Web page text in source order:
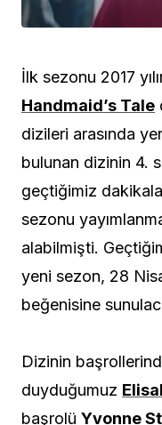
İlk sezonu 2017
Handmaid’s Tale
dizileri arasında
bulunan dizinin 4.
geçtiğimiz
sezonu
alabilmişti.
yeni sezon, 28
beğenisine
Dizinin
duyduğumuz
başrolü Yvonne